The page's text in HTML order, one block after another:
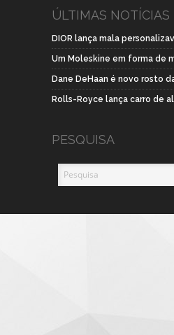
ÚLTIMAS NOTÍCIAS
DIOR lança mala
Um Moleskine em forma de
Dane DeHaan é novo rosto
Rolls-Royce lança carro de
PESQUISA